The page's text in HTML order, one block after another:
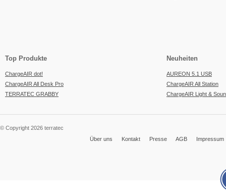
Top Produkte
ChargeAIR dot!
ChargeAIR All Desk Pro
TERRATEC GRABBY
Neuheiten
AUREON 5.1 USB
ChargeAIR All Station
ChargeAIR Light &
© Copyright 2026 terratec
Über uns
Kontakt Presse AGB Impressum